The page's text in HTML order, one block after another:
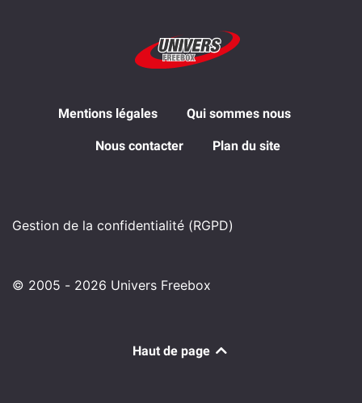
Mentions légales Qui sommes nous
Nous contacter Plan du site
Gestion de la confidentialité (RGPD)
© 2005 - 2026 Univers Freebox
Haut de page